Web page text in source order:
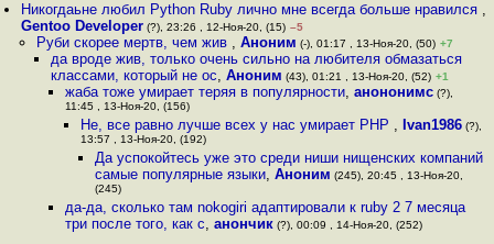
Никогдаьне любил Python Ruby лично мне всегда больше нравился ,
Gentoo Developer (?), 23:26 , 12-Ноя-20, (15) –5
Руби скорее мертв, чем жив , Аноним (-), 01:17 , 13-Ноя-20, (50) +7
да вроде жив, только очень сильно на любителя обмазаться
классами, который не ос, Аноним (43), 01:21 , 13-Ноя-20, (52) +1
жаба тоже умирает теряя в популярности,анононимс (?),
11:45 , 13-Ноя-20, (156)
Не, все равно лучше всех у нас умирает PHP , Ivan1986(?),
13:57 , 13-Ноя-20, (192)
Да успокойтесь уже это среди ниши нищенских компаний
самые популярные языки, Аноним (245), 20:45 , 13-Ноя-20,
(245)
да-да, сколько там nokogiri адаптировали к ruby 2 7 месяца
три после того, как с,анончик (?), 00:09 , 14-Ноя-20, (252)